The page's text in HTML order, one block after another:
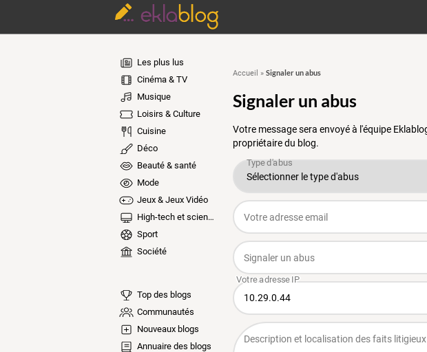
Les plus lus
Cinéma & TV
Musique
Loisirs & Culture
Cuisine
Déco
Beauté & santé
Mode
Jeux & Jeux Vidéo
High-tech et sciences
Sport
Société
Top des blogs
Communautés
Nouveaux blogs
Annuaire des blogs
Accueil » Signaler un abus
Signaler un abus
Votre message sera envoyé à l'équipe
propriétaire du blog.